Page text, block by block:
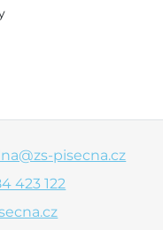
pisecna.cz
423 122